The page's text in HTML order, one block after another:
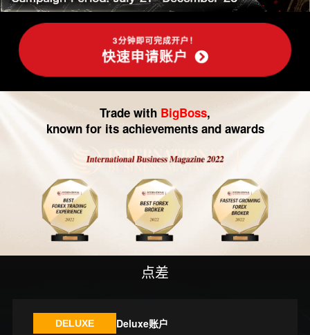
交
易|
CFD
交
易
3分钟即可完成开户！
快速申请账户
Trade with BigBoss,
known for its achievements and awards
点差
DELUXE Deluxe账户